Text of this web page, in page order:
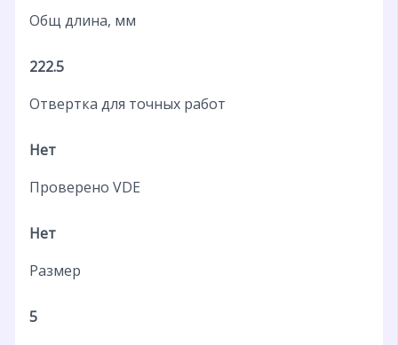
Общ длина, мм
222.5
Отвертка для точных работ
Нет
Проверено VDE
Нет
Размер
5